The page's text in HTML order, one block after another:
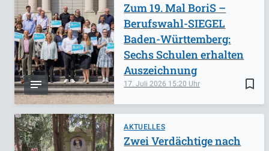
bookmark_border
17. Juli 2026 15:20
Zum 19. Mal BoriS –
Berufswahl-SIEGEL
Baden-Württemberg:
Sechs Schulen erhalten
Auszeichnung
AKTUELLES
Zwei Verdächtige nach